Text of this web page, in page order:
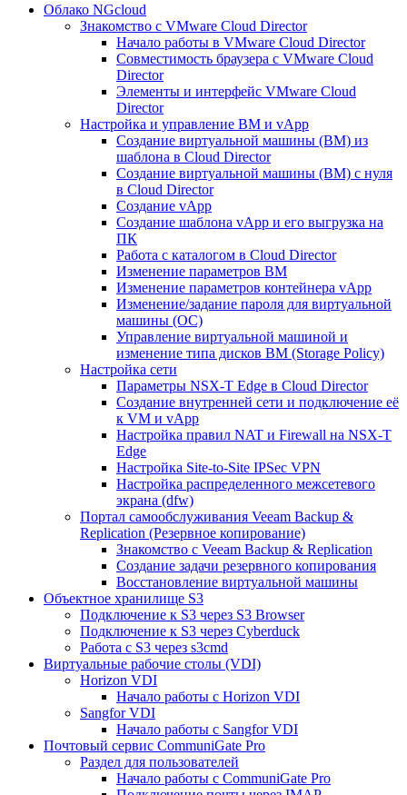
Облако NGcloud
Знакомство с VMware Cloud Director
Начало работы в VMware Cloud Director
Совместимость браузера с VMware Cloud
Director
Элементы и интерфейс VMware Cloud
Director
Настройка и управление ВМ и vApp
Создание виртуальной машины (ВМ) из
шаблона в Cloud Director
Создание виртуальной машины (ВМ) с нуля
в Cloud Director
Создание vApp
Создание шаблона vApp и его выгрузка на
ПК
Работа с каталогом в Cloud Director
Изменение параметров ВМ
Изменение параметров контейнера vApp
Изменение/задание пароля для виртуальной
машины (ОС)
Управление виртуальной машиной и
изменение типа дисков ВМ (Storage Policy)
Настройка сети
Параметры NSX-T Edge в Cloud Director
Создание внутренней сети и подключение её
к VM и vApp
Настройка правил NAT и Firewall на NSX-T
Edge
Настройка Site-to-Site IPSec VPN
Настройка распределенного межсетевого
экрана (dfw)
Портал самообслуживания Veeam Backup &
Replication (Резервное копирование)
Знакомство с Veeam Backup & Replication
Создание задачи резервного копирования
Восстановление виртуальной машины
Объектное хранилище S3
Подключение к S3 через S3 Browser
Подключение к S3 через Cyberduck
Работа с S3 через s3cmd
Виртуальные рабочие столы (VDI)
Horizon VDI
Начало работы с Horizon VDI
Sangfor VDI
Начало работы с Sangfor VDI
Почтовый сервис CommuniGate Pro
Раздел для пользователей
Начало работы с CommuniGate Pro